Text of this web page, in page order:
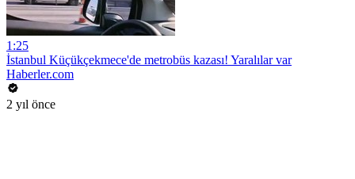
1:25
İstanbul Küçükçekmece'de metrobüs kazası! Yaralılar var
Haberler.com
2 yıl önce